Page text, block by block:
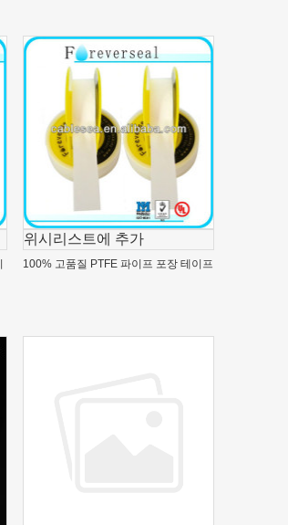
위시리스트에 추가
100% 고품질 PTFE 파이프 포장 테이프